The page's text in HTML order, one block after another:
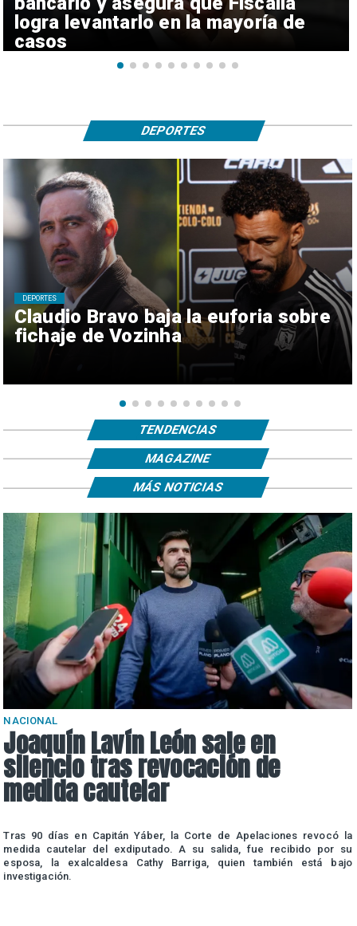
logra levantarlo en la mayoría de
casos
Claudio Bravo baja la euforia sobre
fichaje de Vozinha
DEPORTES
DEPORTES
TENDENCIAS
MAGAZINE
NACIONAL
Joaquín Lavín León sale en
silencio tras revocación de
medida cautelar
Tras 90 días en Capitán Yáber, la Corte de Apelaciones revocó la
medida cautelar del exdiputado. A su salida, fue recibido por su
esposa, la exalcaldesa Cathy Barriga, quien también está bajo
investigación.
MÁS NOTICIAS